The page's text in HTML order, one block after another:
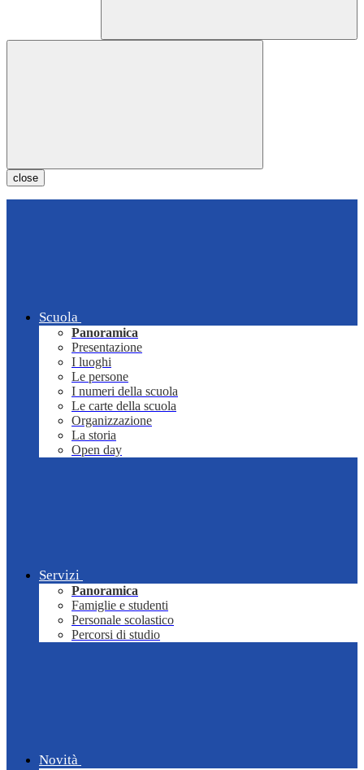
close
Scuola
Panoramica
Presentazione
I luoghi
Le persone
I numeri della scuola
Le carte della scuola
Organizzazione
La storia
Open day
Servizi
Panoramica
Famiglie e studenti
Personale scolastico
Percorsi di studio
Novità